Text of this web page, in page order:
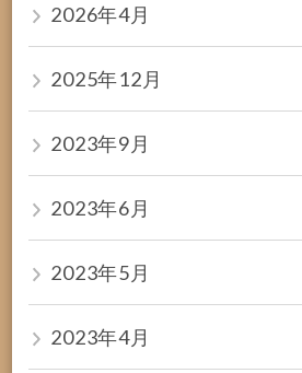
2026年4月
2025年12月
2023年9月
2023年6月
2023年5月
2023年4月